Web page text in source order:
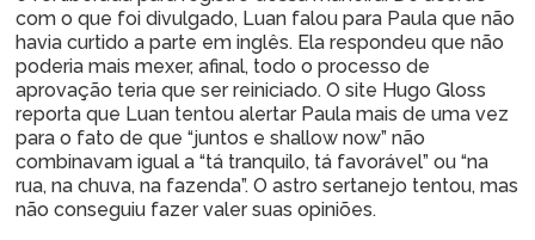
com o que foi divulgado, Luan falou para Paula que não
havia curtido a parte em inglês. Ela respondeu que não
poderia mais mexer, afinal, todo o processo de
aprovação teria que ser reiniciado. O site Hugo Gloss
reporta que Luan tentou alertar Paula mais de uma vez
para o fato de que “juntos e shallow now” não
combinavam igual a “tá tranquilo, tá favorável” ou “na
rua, na chuva, na fazenda”. O astro sertanejo tentou, mas
não conseguiu fazer valer suas opiniões.